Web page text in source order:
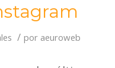
/ por aeuroweb